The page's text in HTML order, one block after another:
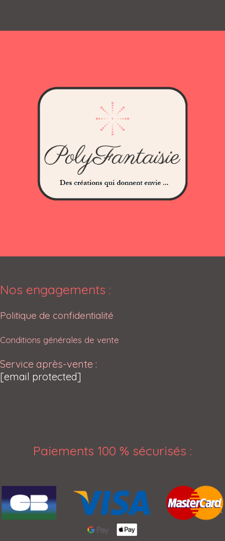
Nos engagements :
Politique de confidentialité
Conditions générales de vente
Service après-vente :
[email protected]
Paiements 100 % sécurisés :